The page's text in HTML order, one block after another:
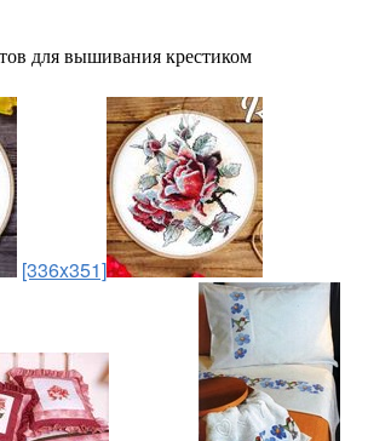
для вышивания крестиком
[336x351]